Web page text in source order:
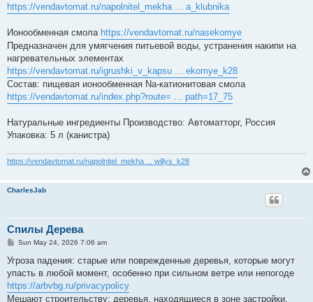
https://vendavtomat.ru/napolnitel_mekha ... a_klubnika
Ионообменная смола https://vendavtomat.ru/nasekomye
Предназначен для умягчения питьевой воды, устранения накипи на
нагревательных элементах
https://vendavtomat.ru/igrushki_v_kapsu ... ekomye_k28
Состав: пищевая ионообменная Na-катионитовая смола
https://vendavtomat.ru/index.php?route= ... path=17_75
Натуральные ингредиенты Производство: Автоматторг, Россия
Упаковка: 5 л (канистра)
https://vendavtomat.ru/napolnitel_mekha ... willys_k28
CharlesJab
Спилы Дерева
P
s
t
Sun May 24, 2026 7:06 am
Угроза падения: старые или поврежденные деревья, которые могут
упасть в любой момент, особенно при сильном ветре или непогоде
https://arbvbg.ru/privacypolicy
Мешают строительству: деревья, находящиеся в зоне застройки,